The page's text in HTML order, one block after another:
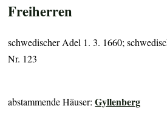
Freiherren
schwedischer Adel 1. 3. 1660;
Nr. 123
abstammende Häuser:Gyllenberg